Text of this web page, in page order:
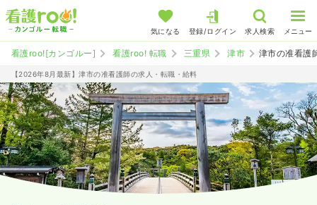
気になる 登録/ログイン 求人検索 メニュー
看護roo![カンゴルー] 看護roo! 転職 三重県 津市 津市の准看護
【2026年8月最新】津市の准看護師の求人・転職・給料